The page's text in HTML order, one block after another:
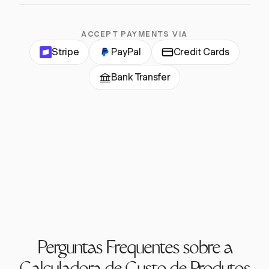
ACCEPT PAYMENTS VIA
Stripe PayPal Credit Cards
Bank Transfer
Perguntas Frequentes sobre a